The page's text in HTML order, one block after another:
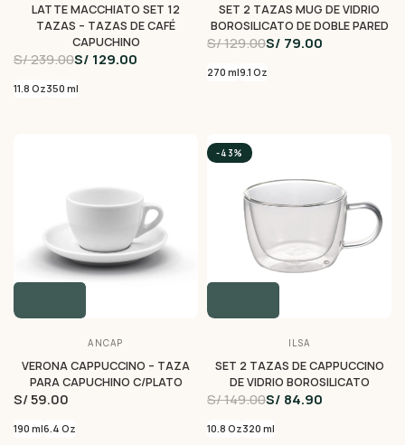
LATTE MACCHIATO SET 12
TAZAS – TAZAS DE CAFÉ
CAPUCHINO
S/ 239.00S/ 129.00
11.8 Oz350 ml
SET 2 TAZAS MUG DE VIDRIO
BOROSILICATO DE DOBLE PARED
S/ 129.00S/ 79.00
270 ml9.1 Oz
ANCAP
VERONA CAPPUCCINO – TAZA
PARA CAPUCHINO C/PLATO
S/ 59.00
190 ml6.4 Oz
-43%
ILSA
SET 2 TAZAS DE CAPPUCCINO
DE VIDRIO BOROSILICATO
S/ 149.00S/ 84.90
10.8 Oz320 ml